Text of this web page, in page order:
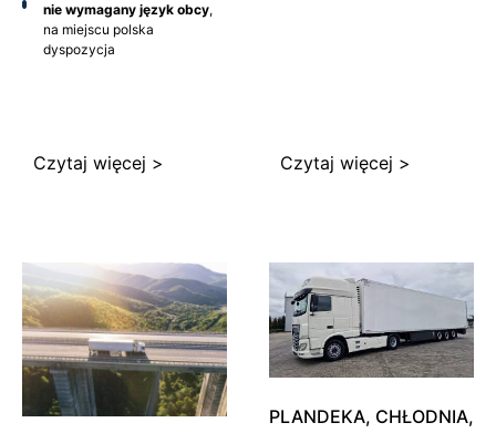
nie wymagany język obcy,
na miejscu polska
dyspozycja
Czytaj więcej > Czytaj więcej >
PLANDEKA, CHŁODNIA,